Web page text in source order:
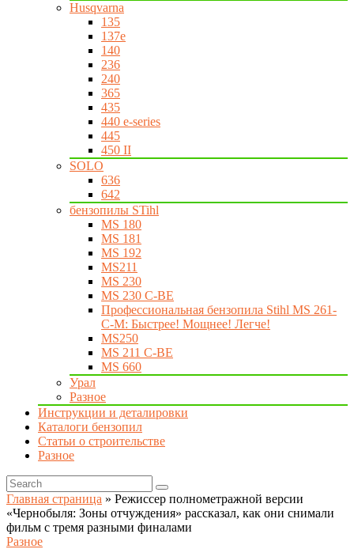
Husqvarna
135
137e
140
236
240
365
435
440 e-series
445
450 II
SOLO
636
642
бензопилы STihl
MS 180
MS 181
MS 192
MS211
MS 230
MS 230 C-BE
Профессиональная бензопила Stihl MS 261-
C-M: Быстрее! Мощнее! Легче!
MS250
MS 211 C-BE
MS 660
Урал
Разное
Инструкции и деталировки
Каталоги бензопил
Статьи о строительстве
Разное
Главная страница » Режиссер полнометражной версии
«Чернобыля: Зоны отчуждения» рассказал, как они снимали
фильм с тремя разными финалами
Разное